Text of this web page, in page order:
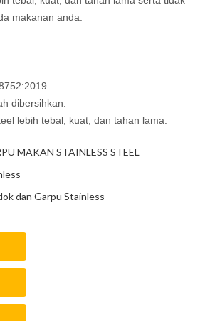
makanan anda.
dibersihkan.
lebih tebal, kuat, dan tahan lama.
MAKAN STAINLESS STEEL
dan Garpu Stainless